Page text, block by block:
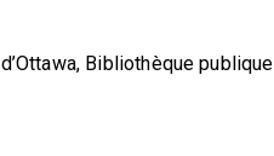
Bibliothèque publique